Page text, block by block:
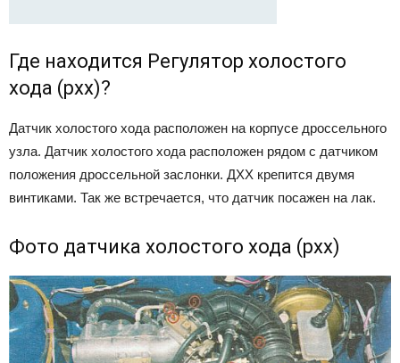
Где находится Регулятор холостого
хода (рхх)?
Датчик холостого хода расположен на корпусе дроссельного
узла. Датчик холостого хода расположен рядом с датчиком
положения дроссельной заслонки. ДХХ крепится двумя
винтиками. Так же встречается, что датчик посажен на лак.
Фото датчика холостого хода (рхх)